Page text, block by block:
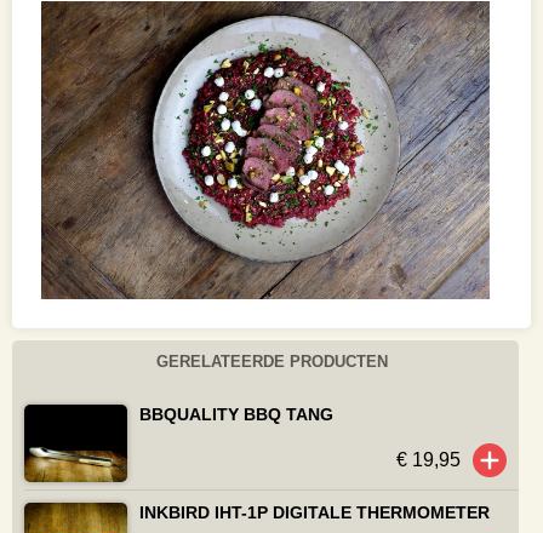
GERELATEERDE PRODUCTEN
BBQUALITY BBQ TANG
€ 19,95
INKBIRD IHT-1P DIGITALE THERMOMETER